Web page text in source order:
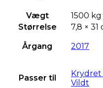
Vægt
1500 kg
Størrelse
7,8 × 31
Årgang 2017
Passer til Krydret
Vildt